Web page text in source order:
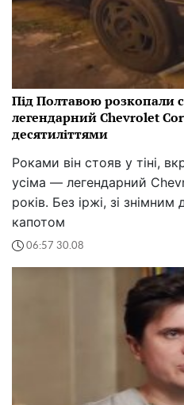
Під Полтавою розкопали
легендарний Chevrolet
десятиліттями
Роками він стояв у тіні,
усіма — легендарний
років. Без іржі, зі
капотом
06:57 30.08